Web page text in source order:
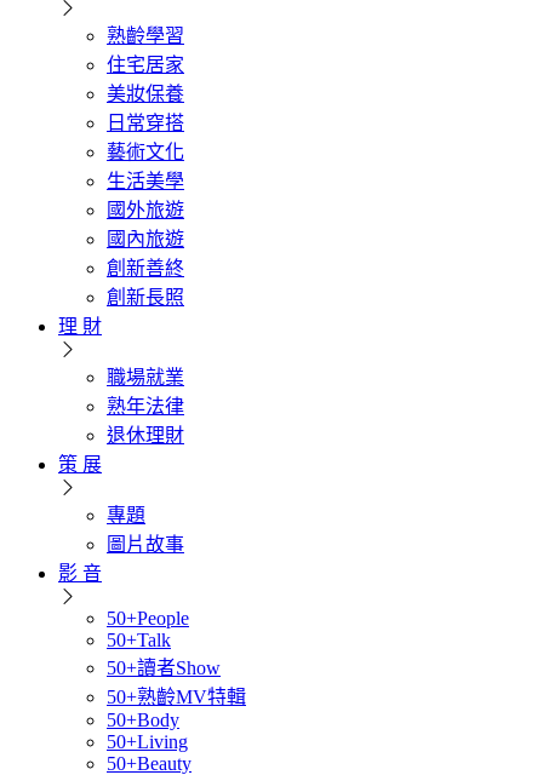
熟齡學習
住宅居家
美妝保養
日常穿搭
藝術文化
生活美學
國外旅遊
國內旅遊
創新善終
創新長照
理 財
職場就業
熟年法律
退休理財
策 展
專題
圖片故事
影 音
50+People
50+Talk
50+讀者Show
50+熟齡MV特輯
50+Body
50+Living
50+Beauty